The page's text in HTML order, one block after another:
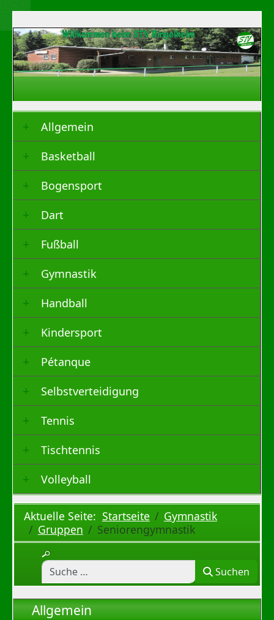
Allgemein
Basketball
Bogensport
Dart
Fußball
Gymnastik
Handball
Kindersport
Pétanque
Selbstverteidigung
Tennis
Tischtennis
Volleyball
Aktuelle Seite: Startseite
Gymnastik
Gruppen
Seniorengymnastik
Suchen
Allgemein